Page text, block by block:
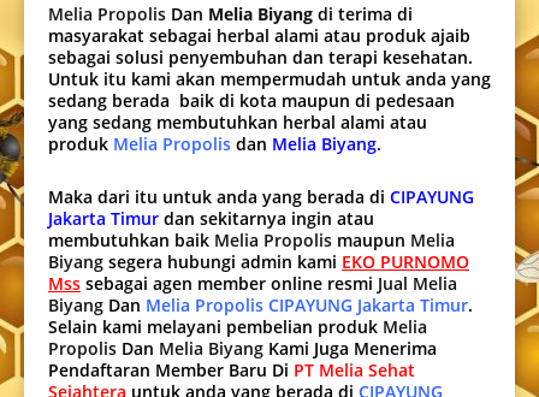
Melia Propolis Dan Melia Biyang di terima di
masyarakat sebagai herbal alami atau produk ajaib
sebagai solusi penyembuhan dan terapi kesehatan.
Untuk itu kami akan mempermudah untuk anda yang
sedang berada baik di kota maupun di pedesaan
yang sedang membutuhkan herbal alami atau
produk Melia Propolis dan Melia Biyang.
Maka dari itu untuk anda yang berada di CIPAYUNG
Jakarta Timur dan sekitarnya ingin atau
membutuhkan baik Melia Propolis maupun Melia
Biyang segera hubungi admin kami EKO PURNOMO
Mss sebagai agen member online resmi Jual Melia
Biyang Dan Melia Propolis CIPAYUNG Jakarta Timur.
Selain kami melayani pembelian produk Melia
Propolis Dan Melia Biyang Kami Juga Menerima
Pendaftaran Member Baru Di PT Melia Sehat
Sejahtera untuk anda yang berada di CIPAYUNG